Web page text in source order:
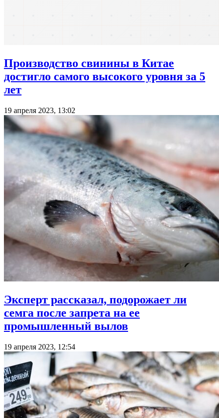
Производство свинины в Китае
достигло самого высокого уровня за 5
лет
19 апреля 2023, 13:02
Эксперт рассказал, подорожает ли
семга после запрета на ее
промышленный вылов
19 апреля 2023, 12:54